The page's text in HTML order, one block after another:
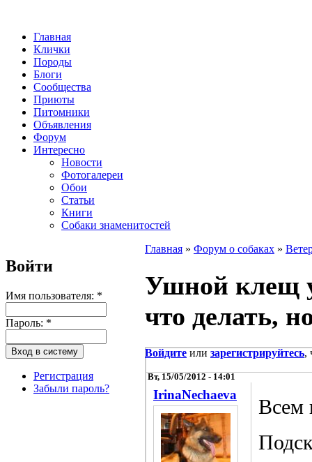
Главная
Клички
Породы
Блоги
Сообщества
Приюты
Питомники
Объявления
Форум
Интересно
Новости
Фотогалереи
Обои
Статьи
Книги
Собаки знаменитостей
Войти
Имя пользователя: *
Пароль: *
Регистрация
Забыли пароль?
Главная » Форум о собаках »
Ушной клещ
что делать,
Войдите или зарегистрируйтесь,
Вт, 15/05/2012 - 14:01
IrinaNechaeva
Всем